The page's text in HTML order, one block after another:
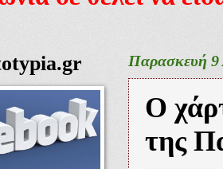
Παρασκευή 9
Ο
της